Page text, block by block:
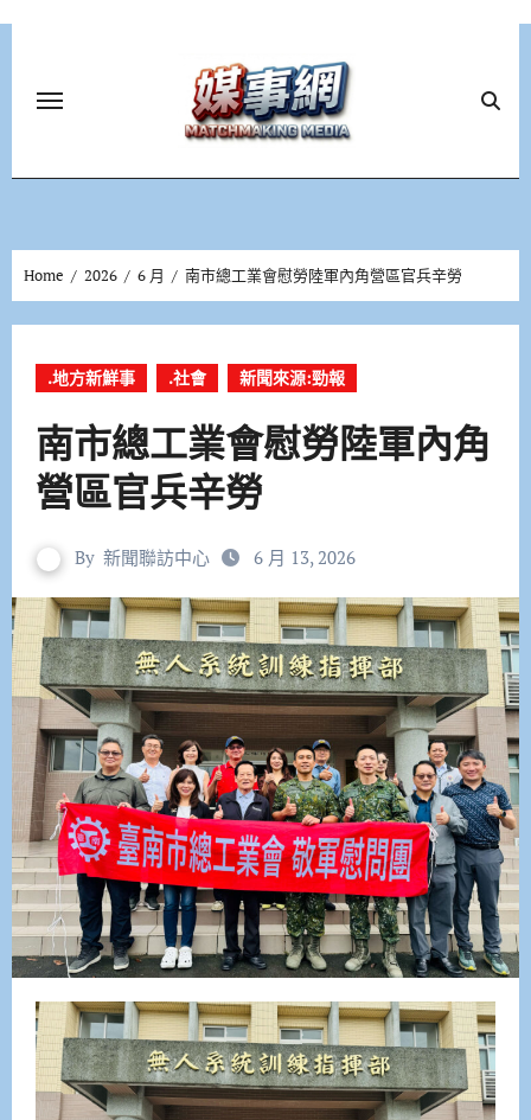
Home 2026 6 月 南市總工業會慰勞陸軍內角營區官兵辛勞
.地方新鮮事 .社會 新聞來源:勁報
南市總工業會慰勞陸軍內角
營區官兵辛勞
By 新聞聯訪中心 6 月 13, 2026